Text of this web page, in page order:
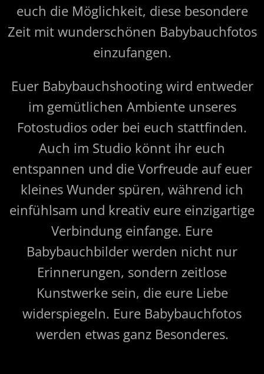
euch die Möglichkeit, diese besondere
Zeit mit wunderschönen Babybauchfotos
einzufangen.
Euer Babybauchshooting wird entweder
im gemütlichen Ambiente unseres
Fotostudios oder bei euch stattfinden.
Auch im Studio könnt ihr euch
entspannen und die Vorfreude auf euer
kleines Wunder spüren, während ich
einfühlsam und kreativ eure einzigartige
Verbindung einfange. Eure
Babybauchbilder werden nicht nur
Erinnerungen, sondern zeitlose
Kunstwerke sein, die eure Liebe
widerspiegeln. Eure Babybauchfotos
werden etwas ganz Besonderes.